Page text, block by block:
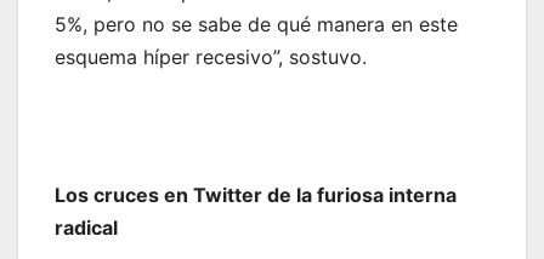
5%, pero no se sabe de qué manera en este
esquema híper recesivo”, sostuvo.
Los cruces en Twitter de la furiosa interna
radical